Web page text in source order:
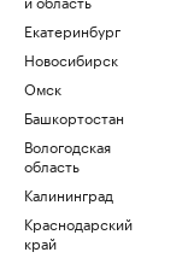
Екатеринбург
Новосибирск
Омск
Башкортостан
Вологодская
область
Калининград
Краснодарский
край